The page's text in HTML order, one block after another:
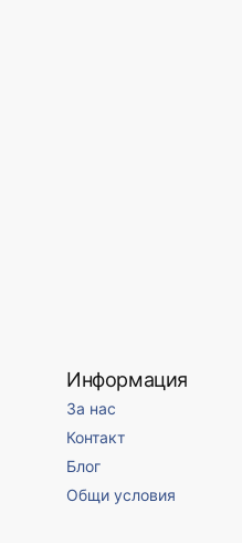
Информация
За нас
Контакт
Блог
Общи условия